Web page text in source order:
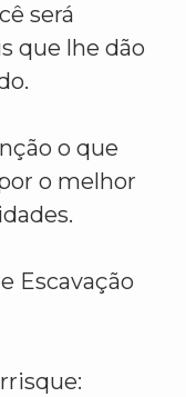
será
que lhe dão
o que
o melhor
Escavação